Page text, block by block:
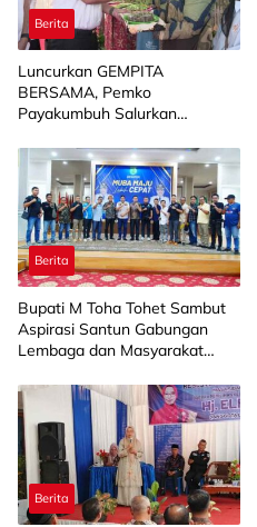
Berita
Luncurkan GEMPITA
BERSAMA, Pemko
Payakumbuh Salurkan
kepada 15 KWT
Berita
Bupati M Toha Tohet Sambut
Aspirasi Santun Gabungan
Lembaga dan Masyarakat
Berita